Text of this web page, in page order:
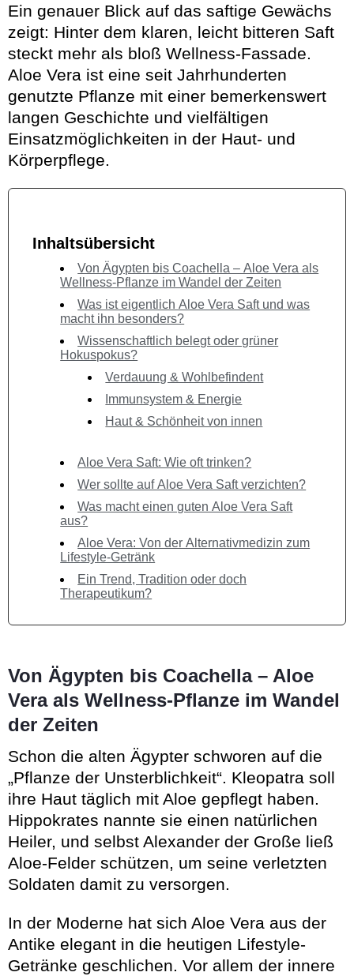
Ein genauer Blick auf das saftige Gewächs
zeigt: Hinter dem klaren, leicht bitteren Saft
steckt mehr als bloß Wellness-Fassade.
Aloe Vera ist eine seit Jahrhunderten
genutzte Pflanze mit einer bemerkenswert
langen Geschichte und vielfältigen
Einsatzmöglichkeiten in der Haut- und
Körperpflege.
Inhaltsübersicht
Von Ägypten bis Coachella – Aloe Vera als
Wellness-Pflanze im Wandel der Zeiten
Was ist eigentlich Aloe Vera Saft und was
macht ihn besonders?
Wissenschaftlich belegt oder grüner
Hokuspokus?
Verdauung & Wohlbefindent
Immunsystem & Energie
Haut & Schönheit von innen
Aloe Vera Saft: Wie oft trinken?
Wer sollte auf Aloe Vera Saft verzichten?
Was macht einen guten Aloe Vera Saft
aus?
Aloe Vera: Von der Alternativmedizin zum
Lifestyle-Getränk
Ein Trend, Tradition oder doch
Therapeutikum?
Von Ägypten bis Coachella – Aloe
Vera als Wellness-Pflanze im Wandel
der Zeiten
Schon die alten Ägypter schworen auf die
„Pflanze der Unsterblichkeit“. Kleopatra soll
ihre Haut täglich mit Aloe gepflegt haben.
Hippokrates nannte sie einen natürlichen
Heiler, und selbst Alexander der Große ließ
Aloe-Felder schützen, um seine verletzten
Soldaten damit zu versorgen.
In der Moderne hat sich Aloe Vera aus der
Antike elegant in die heutigen Lifestyle-
Getränke geschlichen. Vor allem der innere